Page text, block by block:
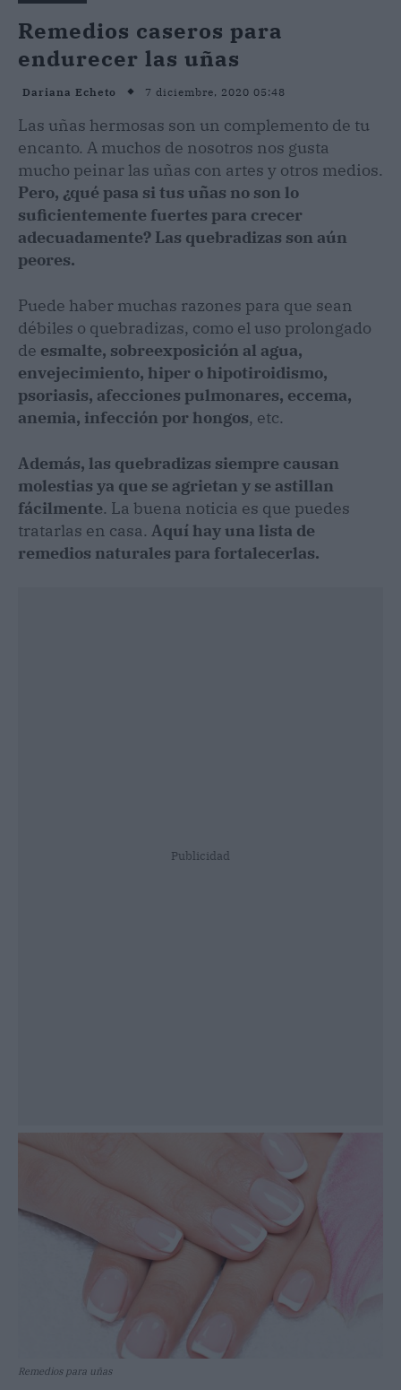
Remedios caseros para
endurecer las uñas
Dariana Echeto 7 diciembre, 2020 05:48
Las uñas hermosas son un complemento de tu
encanto. A muchos de nosotros nos gusta
mucho peinar las uñas con artes y otros medios.
Pero, ¿qué pasa si tus uñas no son lo
suficientemente fuertes para crecer
adecuadamente? Las quebradizas son aún
peores.
Puede haber muchas razones para que sean
débiles o quebradizas, como el uso prolongado
de esmalte, sobreexposición al agua,
envejecimiento, hiper o hipotiroidismo,
psoriasis, afecciones pulmonares, eccema,
anemia, infección por hongos, etc.
Además, las quebradizas siempre causan
molestias ya que se agrietan y se astillan
fácilmente. La buena noticia es que puedes
tratarlas en casa. Aquí hay una lista de
remedios naturales para fortalecerlas.
Publicidad
Remedios para uñas